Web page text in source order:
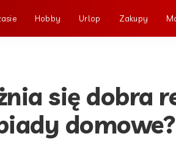
Hobby Urlop Zakupy
się dobra
domowe?